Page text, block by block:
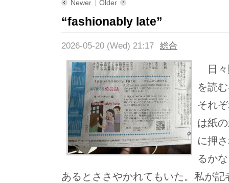
Newer Older
“fashionably late”
2026-05-20 (Wed) 21:17 総合
日々
を読
それ
は紙
に押
るか
あるとささやかれてもいた。私が